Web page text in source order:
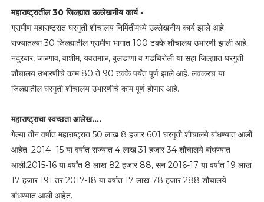
महाराष्ट्रातील 30 जिल्ह्यात उल्लेखनीय कार्य -
ग्रामीण महाराष्ट्रात घरगुती शौचालय निर्मितीमध्ये उल्लेखनीय कार्य झाले आहे.
राज्यातल्या 30 जिल्ह्यातील ग्रामीण भागात 100 टक्के शौचालय उभारणी झाली आहे.
नंदुरबार, जळगाव, वाशीम, यवतमाळ, बुलडाणा व गडचिरोली या सहा जिल्ह्यात घरगुती
शौचालय उभारणीचे काम 80 ते 90 टक्के पर्यंत पूर्ण झाले आहे. लवकरच या
जिल्ह्यातील घरगुती शौचालय उभारणीचे काम पूर्ण होणार आहे.
महाराष्ट्राचा स्वच्छता आलेख....
गेल्या तीन वर्षांत महाराष्ट्रात 50 लाख 8 हजार 601 घरगुती शौचालये बांधण्यात आली
आहेत. 2014- 15 या वर्षात राज्यात 4 लाख 31 हजार 34 शौचालये बांधण्यात
आली.2015-16 या वर्षांत 8 लाख 82 हजार 88, सन 2016-17 या वर्षात 19 लाख
17 हजार 191 तर 2017-18 या वर्षात 17 लाख 78 हजार 288 शौचालये
बांधण्यात आली आहेत.